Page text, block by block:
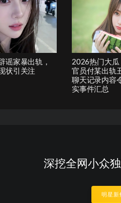
谣家暴出轨，
状引关注
2026热门大瓜
官员付某出轨
聊天记录内容
实事件汇总
深挖全网小众
明星新